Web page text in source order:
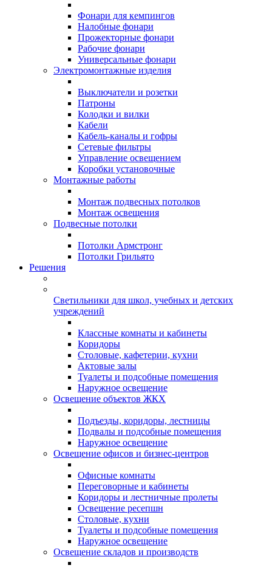
Фонари для кемпингов
Налобные фонари
Прожекторные фонари
Рабочие фонари
Универсальные фонари
Электромонтажные изделия
Выключатели и розетки
Патроны
Колодки и вилки
Кабели
Кабель-каналы и гофры
Сетевые фильтры
Управление освещением
Коробки установочные
Монтажные работы
Монтаж подвесных потолков
Монтаж освещения
Подвесные потолки
Потолки Армстронг
Потолки Грильято
Решения
Светильники для школ, учебных и детских
учреждений
Классные комнаты и кабинеты
Коридоры
Столовые, кафетерии, кухни
Актовые залы
Туалеты и подсобные помещения
Наружное освещение
Освещение объектов ЖКХ
Подъезды, коридоры, лестницы
Подвалы и подсобные помещения
Наружное освещение
Освещение офисов и бизнес-центров
Офисные комнаты
Переговорные и кабинеты
Коридоры и лестничные пролеты
Освещение ресепшн
Столовые, кухни
Туалеты и подсобные помещения
Наружное освещение
Освещение складов и производств